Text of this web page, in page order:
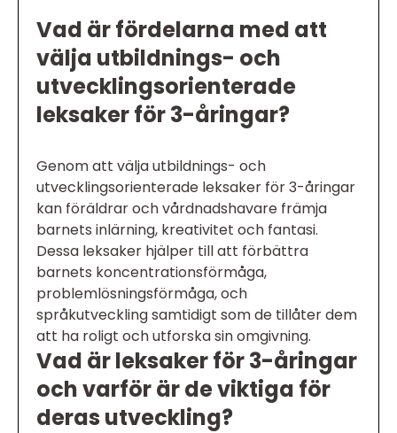
Vad är fördelarna med att
välja utbildnings- och
utvecklingsorienterade
leksaker för 3-åringar?
Genom att välja utbildnings- och
utvecklingsorienterade leksaker för 3-åringar
kan föräldrar och vårdnadshavare främja
barnets inlärning, kreativitet och fantasi.
Dessa leksaker hjälper till att förbättra
barnets koncentrationsförmåga,
problemlösningsförmåga, och
språkutveckling samtidigt som de tillåter dem
att ha roligt och utforska sin omgivning.
Vad är leksaker för 3-åringar
och varför är de viktiga för
deras utveckling?